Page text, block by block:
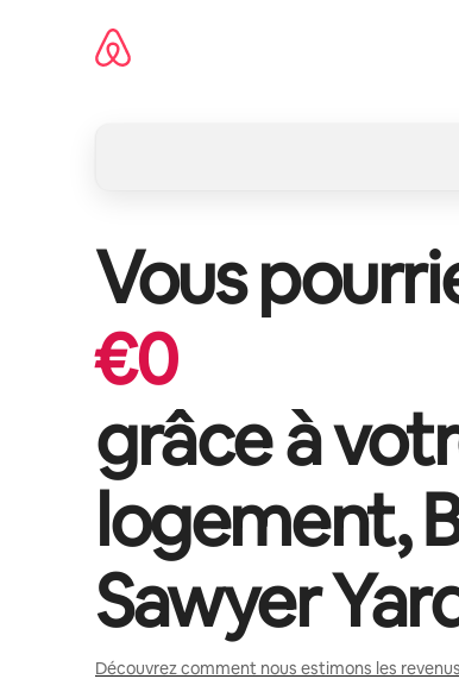
Vous
€0
grâce à
logement,
Sawyer
Découvrez comment nous estimons les revenus